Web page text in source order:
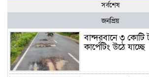
সর্বশেষ
জনপ্রিয়
বান্দরবানে ৩
কার্পেটিং উঠে যাচ্ছে